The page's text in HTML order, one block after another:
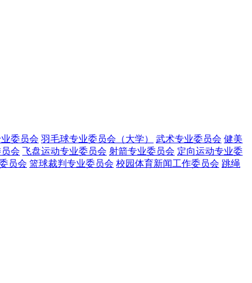
委员会 羽毛球专业委员会（大学） 武术专业委员会 健美
会 飞盘运动专业委员会 射箭专业委员会 定向运动专业委
员会 篮球裁判专业委员会 校园体育新闻工作委员会 跳绳